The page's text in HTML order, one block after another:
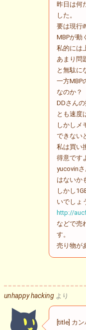
昨日は何
した。
要は現行
MBPが動
私的には
あまり問
と無駄に
一方MBP
なのか？
DDさん
とも速度
しかしメ
できない
私は買い
得意です
yucovin
はないか
しかし
いでしょ
http://
などで売
す。
売り物が
unhappy hacking より
[title] カン